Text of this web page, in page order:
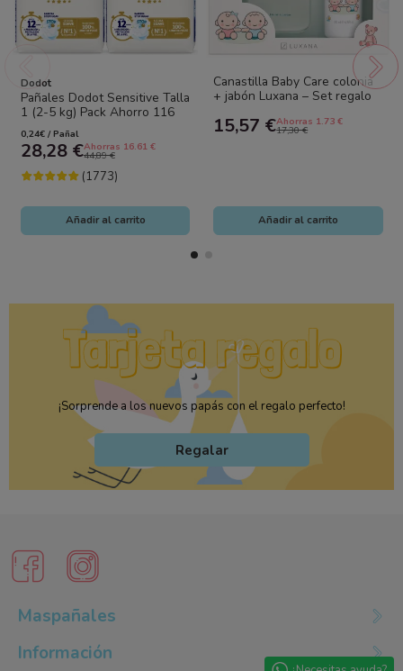
Dodot
Pañales Dodot Sensitive Talla
1 (2-5 kg) Pack Ahorro 116
Unidades (2x58) – Suavidad...
0,24€ / Pañal
28,28 €Ahorras 16.61 €
44,89 €
(1773)
Añadir al carrito
Canastilla Baby Care colonia
+ jabón Luxana – Set regalo
15,57 €Ahorras 1.73 €
17,30 €
Añadir al carrito
¡Sorprende a los nuevos papás con el regalo perfecto!
Regalar
Maspañales
Información